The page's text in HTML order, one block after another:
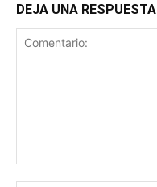
DEJA UNA RESPUESTA